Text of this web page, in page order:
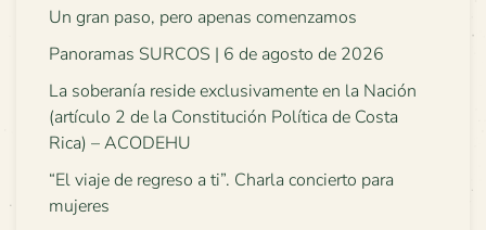
Un gran paso, pero apenas comenzamos
Panoramas SURCOS | 6 de agosto de 2026
La soberanía reside exclusivamente en la Nación
(artículo 2 de la Constitución Política de Costa
Rica) – ACODEHU
“El viaje de regreso a ti”. Charla concierto para
mujeres